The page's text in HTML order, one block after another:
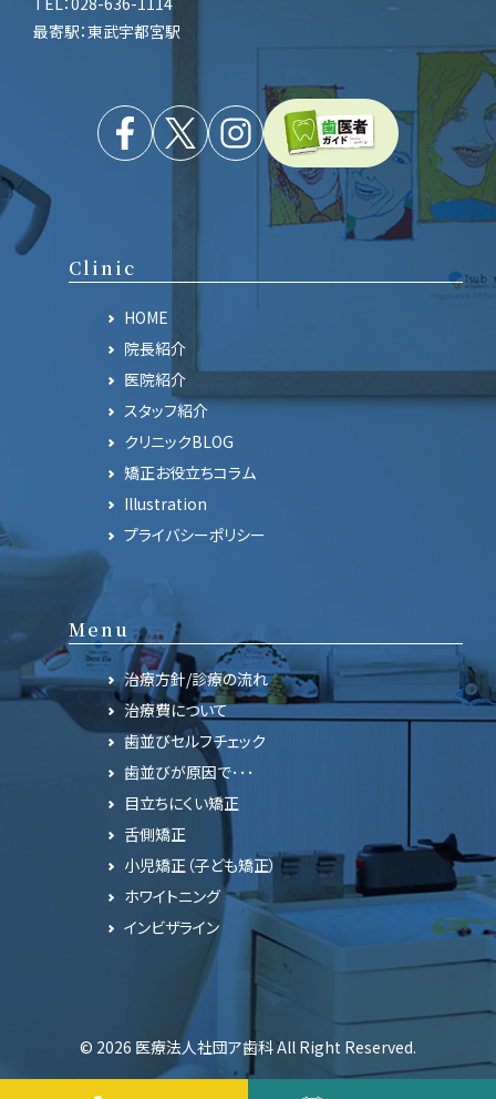
最寄駅：東武宇都宮駅
Clinic
HOME
院長紹介
医院紹介
スタッフ紹介
クリニックBLOG
矯正お役立ちコラム
Illustration
プライバシーポリシー
Menu
治療方針/診療の流れ
治療費について
歯並びセルフチェック
歯並びが原因で･･･
目立ちにくい矯正
舌側矯正
小児矯正（子ども矯正）
ホワイトニング
インビザライン
© 2026 医療法人社団ア歯科 All Right Reserved.